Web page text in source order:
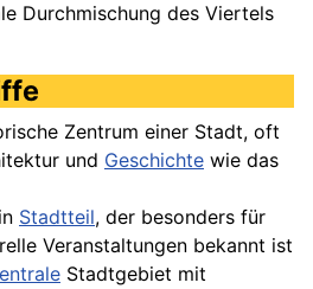
Durchmischung des Viertels
Zentrum einer Stadt, oft
und Geschichte wie das
Stadtteil, der besonders für
Veranstaltungen bekannt ist
Stadtgebiet mit